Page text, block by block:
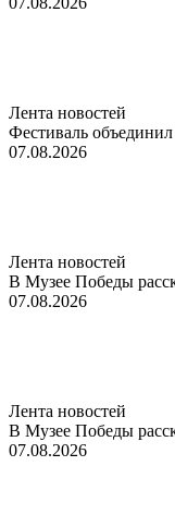
Лента новостей
Фестиваль
07.08.2026
Лента новостей
В Музее Победы
07.08.2026
Лента новостей
В Музее Победы
07.08.2026